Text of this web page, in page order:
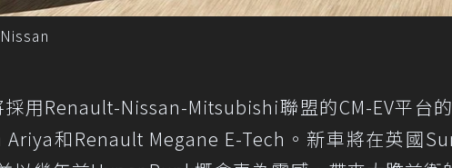
用Renault-Nissan-Mitsubishi聯盟的CM-EV平台
和Renault Megane E-Tech。新車將在英國